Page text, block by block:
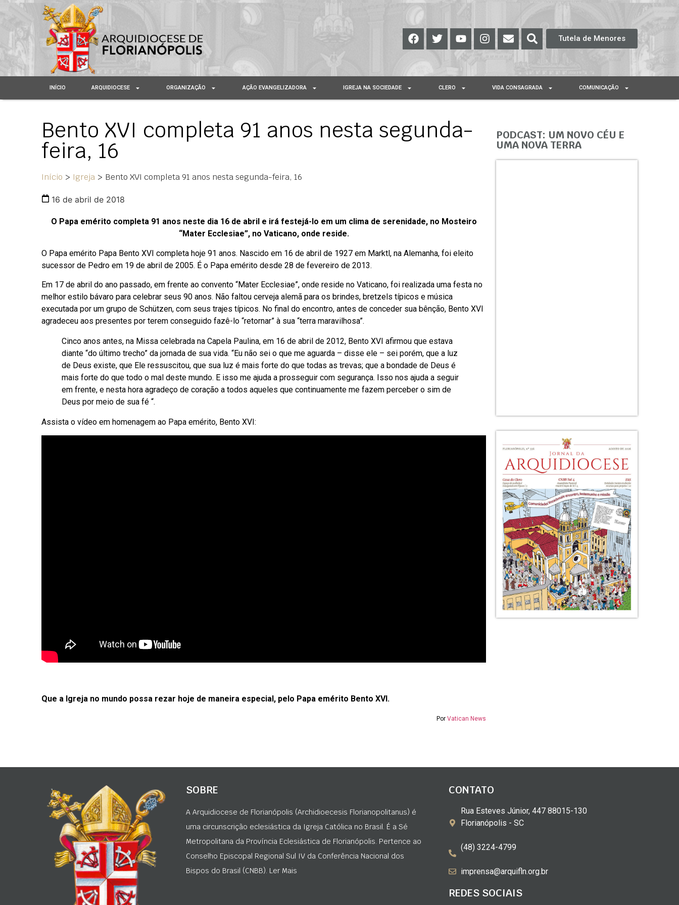
Tutela de Menores
INÍCIO ARQUIDIOCESE ORGANIZAÇÃO AÇÃO EVANGELIZADORA IGREJA NA SOCIEDADE CLERO VIDA CONSAGRADA COMUNICAÇÃO
Bento XVI completa 91 anos nesta segunda-
feira, 16
Início > Igreja > Bento XVI completa 91 anos nesta segunda-feira, 16
16 de abril de 2018
O Papa emérito completa 91 anos neste dia 16 de abril e irá festejá-lo em um clima de serenidade, no Mosteiro
“Mater Ecclesiae”, no Vaticano, onde reside.
O Papa emérito Papa Bento XVI completa hoje 91 anos. Nascido em 16 de abril de 1927 em Marktl, na Alemanha, foi eleito
sucessor de Pedro em 19 de abril de 2005. É o Papa emérito desde 28 de fevereiro de 2013.
Em 17 de abril do ano passado, em frente ao convento “Mater Ecclesiae”, onde reside no Vaticano, foi realizada uma festa no
melhor estilo bávaro para celebrar seus 90 anos. Não faltou cerveja alemã para os brindes, bretzels típicos e música
executada por um grupo de Schützen, com seus trajes típicos. No final do encontro, antes de conceder sua bênção, Bento XVI
agradeceu aos presentes por terem conseguido fazê-lo “retornar” à sua “terra maravilhosa”.
Cinco anos antes, na Missa celebrada na Capela Paulina, em 16 de abril de 2012, Bento XVI afirmou que estava
diante “do último trecho” da jornada de sua vida. “Eu não sei o que me aguarda – disse ele – sei porém, que a luz
de Deus existe, que Ele ressuscitou, que sua luz é mais forte do que todas as trevas; que a bondade de Deus é
mais forte do que todo o mal deste mundo. E isso me ajuda a prosseguir com segurança. Isso nos ajuda a seguir
em frente, e nesta hora agradeço de coração a todos aqueles que continuamente me fazem perceber o sim de
Deus por meio de sua fé “.
Assista o vídeo em homenagem ao Papa emérito, Bento XVI:
Que a Igreja no mundo possa rezar hoje de maneira especial, pelo Papa emérito Bento XVI.
Por Vatican News
PODCAST: UM NOVO CÉU E
UMA NOVA TERRA
SOBRE
A Arquidiocese de Florianópolis (Archidioecesis Florianopolitanus) é
uma circunscrição eclesiástica da Igreja Católica no Brasil. É a Sé
Metropolitana da Província Eclesiástica de Florianópolis. Pertence ao
Conselho Episcopal Regional Sul IV da Conferência Nacional dos
Bispos do Brasil (CNBB). Ler Mais
CONTATO
Rua Esteves Júnior, 447 88015-130
Florianópolis - SC
(48) 3224-4799
imprensa@arquifln.org.br
REDES SOCIAIS